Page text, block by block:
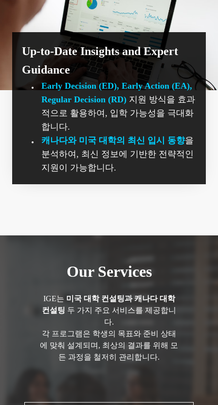
Up-to-Date Insights and Expert
Guidance
Early Decision (ED), Early Action (EA),
Regular Decision (RD) 지원 방식을 효과
적으로 활용하여, 입학 가능성을 극대화
합니다.
캐나다와 미국 대학의 최신 입시 동향을
분석하여, 최신 정보에 기반한 전략적인
지원이 가능합니다.
Our Services
IGE는 미국 대학 컨설팅과 캐나다 대학
컨설팅 두 가지 주요 서비스를 제공합니
다.
각 프로그램은 학생의 목표와 준비 상태
에 맞춰 설계되며, 최상의 결과를 위해 모
든 과정을 철저히 관리합니다.